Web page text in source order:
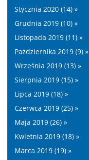
Stycznia 2020 (14) »
Grudnia 2019 (10) »
Listopada 2019 (11) »
Października 2019 (9) »
Września 2019 (13) »
Sierpnia 2019 (15) »
Lipca 2019 (18) »
Czerwca 2019 (25) »
Maja 2019 (26) »
Kwietnia 2019 (18) »
Marca 2019 (19) »